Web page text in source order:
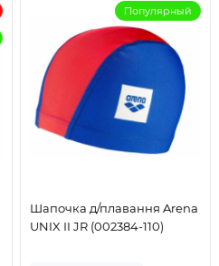
Популярный
Шапочка д/плавання Arena
UNIX II JR (002384-110)